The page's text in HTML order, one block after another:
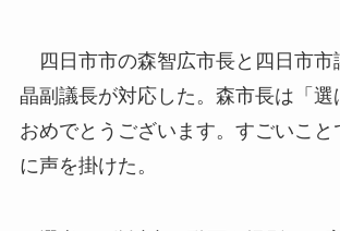
四日市市の森智広市長と四日市市
晶副議長が対応した。森市長は「選
おめでとうございます。すごいこと
に声を掛けた。